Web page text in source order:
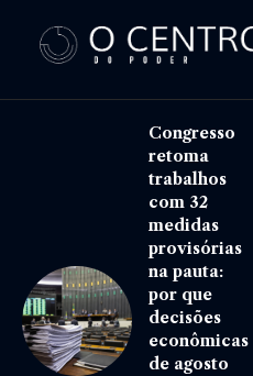
Congresso
retoma
trabalhos
com 32
medidas
provisórias
na pauta:
por que
decisões
econômicas
de agosto